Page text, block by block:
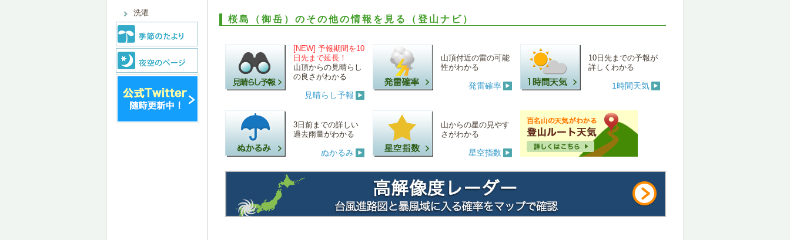
洗濯
桜島（御岳）のその他の情報を見る（登山ナビ）
[NEW] 予報期間を10
日先まで延長！
山頂からの見晴らし
の良さがわかる
見晴らし予報
山頂付近の雷の可能
性がわかる
発雷確率
10日先までの予報が
詳しくわかる
1時間天気
3日前までの詳しい
過去雨量がわかる
ぬかるみ
山からの星の見やす
さがわかる
星空指数